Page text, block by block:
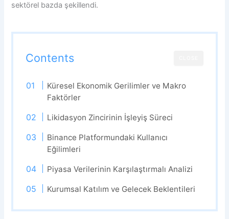
sektörel bazda şekillendi.
Contents
Küresel Ekonomik Gerilimler ve Makro
Faktörler
Likidasyon Zincirinin İşleyiş Süreci
Binance Platformundaki Kullanıcı
Eğilimleri
Piyasa Verilerinin Karşılaştırmalı Analizi
Kurumsal Katılım ve Gelecek Beklentileri